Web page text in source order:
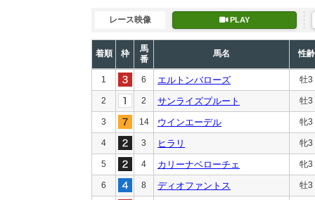
レース映像 PLAY
着順 枠
馬
番
馬名 性齢
1 6 エルトンバローズ 牡3
2 2 サンライズプルート 牡3
3 14 ウインエーデル 牝3
4 3 ヒラリ 牝3
5 4 カリーナベローチェ 牝3
6 8 ディオファントス 牡3